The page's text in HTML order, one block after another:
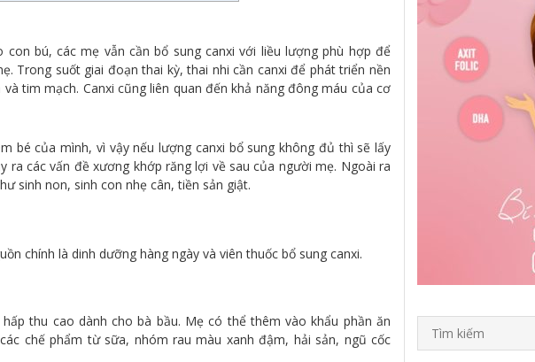
bú, các mẹ vẫn cần bổ sung canxi với liều lượng phù hợp để
Trong suốt giai đoạn thai kỳ, thai nhi cần canxi để phát triển nền
tim mạch. Canxi cũng liên quan đến khả năng đông máu của cơ
bé của mình, vì vậy nếu lượng canxi bổ sung không đủ thì sẽ lấy
ra các vấn đề xương khớp răng lợi về sau của người mẹ. Ngoài ra
sinh non, sinh con nhẹ cân, tiền sản giật.
chính là dinh dưỡng hàng ngày và viên thuốc bổ sung canxi.
thu cao dành cho bà bầu. Mẹ có thể thêm vào khẩu phần ăn
chế phẩm từ sữa, nhóm rau màu xanh đậm, hải sản, ngũ cốc